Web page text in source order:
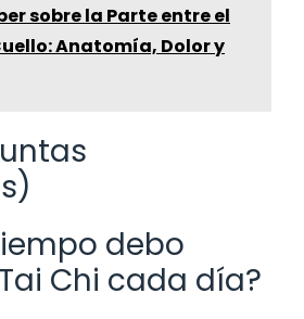
sobre la Parte entre el
Anatomía, Dolor y
debo
Chi cada día?